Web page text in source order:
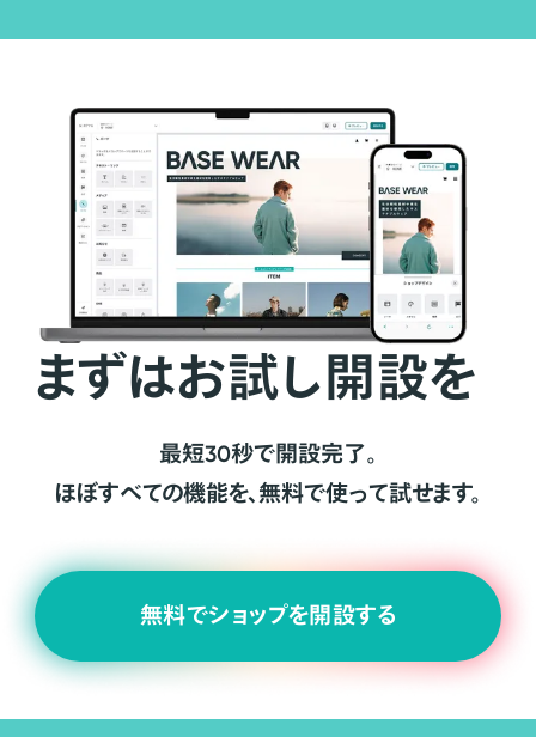
まずはお試し開設を
最短30秒で開設完了。
ほぼすべての機能を、無料で使って試せます。
無料でショップを開設する